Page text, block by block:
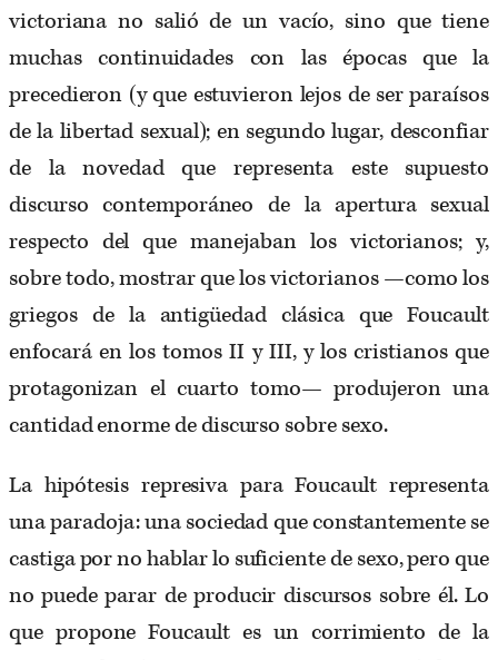
victoriana no salió de un vacío, sino que tiene
muchas continuidades con las épocas que la
precedieron (y que estuvieron lejos de ser paraísos
de la libertad sexual); en segundo lugar, desconfiar
de la novedad que representa este supuesto
discurso contemporáneo de la apertura sexual
respecto del que manejaban los victorianos; y,
sobre todo, mostrar que los victorianos —como los
griegos de la antigüedad clásica que Foucault
enfocará en los tomos II y III, y los cristianos que
protagonizan el cuarto tomo— produjeron una
cantidad enorme de discurso sobre sexo.
La hipótesis represiva para Foucault representa
una paradoja: una sociedad que constantemente se
castiga por no hablar lo suficiente de sexo, pero que
no puede parar de producir discursos sobre él. Lo
que propone Foucault es un corrimiento de la